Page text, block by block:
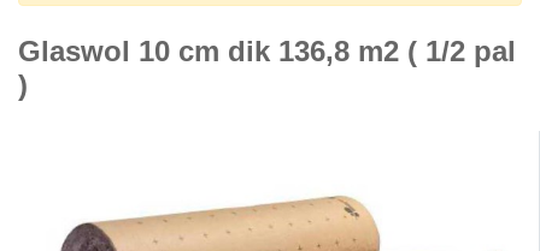
Glaswol 10 cm dik 136,8 m2 ( 1/2 pal
)